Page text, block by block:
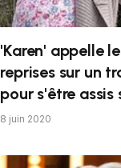
'Karen' appelle
reprises sur un
pour s'être assis
8 juin 2020